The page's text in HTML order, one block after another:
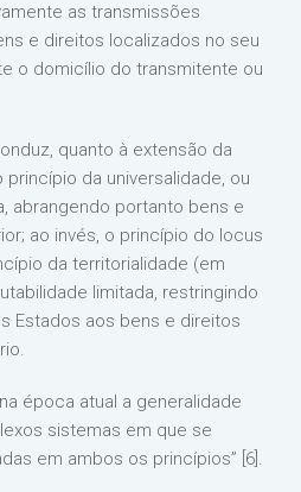
as transmissões
e direitos localizados no seu
o domicílio do transmitente ou
quanto à extensão da
da universalidade, ou
abrangendo portanto bens e
ao invés, o princípio do locus
da territorialidade (em
limitada, restringindo
Estados aos bens e direitos
época atual a generalidade
sistemas em que se
em ambos os princípios” [6].